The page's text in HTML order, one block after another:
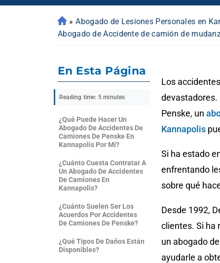
» Abogado de Lesiones Personales en
Abogado de Accidente de camión de
En Esta Página
Reading time: 5 minutes
¿Qué Puede Hacer Un
Abogado De Accidentes De
Camiones De Penske En
Kannapolis Por Mí?
¿Cuánto Cuesta Contratar A
Un Abogado De Accidentes
De Camiones En
Kannapolis?
¿Cuánto Suelen Ser Los
Acuerdos Por Accidentes
De Camiones De Penske?
¿Qué Tipos De Daños Están
Disponibles?
Los
devastadores.
Penske, un
Kannapolis
Si ha estado
enfrentando
sobre qué
Desde 1992,
clientes. Si ha
un abogado
ayudarle a